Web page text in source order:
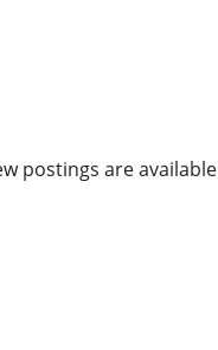
postings are available